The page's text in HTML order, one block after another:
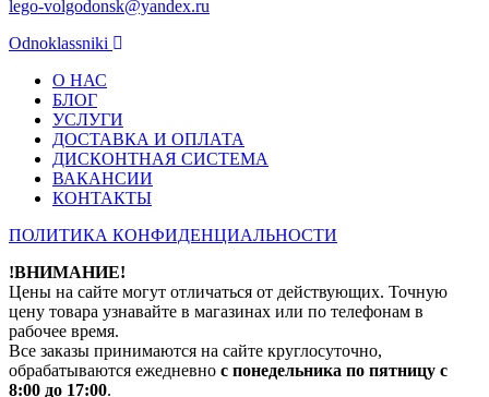
lego-volgodonsk@yandex.ru
Odnoklassniki
О НАС
БЛОГ
УСЛУГИ
ДОСТАВКА И ОПЛАТА
ДИСКОНТНАЯ СИСТЕМА
ВАКАНСИИ
КОНТАКТЫ
ПОЛИТИКА КОНФИДЕНЦИАЛЬНОСТИ
!ВНИМАНИЕ!
Цены на сайте могут отличаться от действующих. Точную
цену товара узнавайте в магазинах или по телефонам в
рабочее время.
Все заказы принимаются на сайте круглосуточно,
обрабатываются ежедневно с понедельника по пятницу с
8:00 до 17:00.